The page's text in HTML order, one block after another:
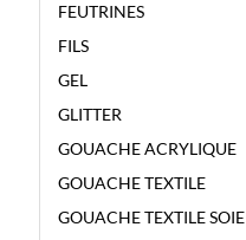
FEUTRINES
FILS
GEL
GLITTER
GOUACHE ACRYLIQUE
GOUACHE TEXTILE
GOUACHE TEXTILE SOIE